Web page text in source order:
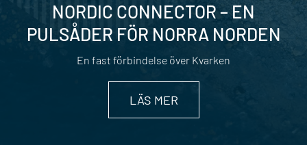
NORDIC CONNECTOR – EN
PULSÅDER FÖR NORRA NORDEN
En fast förbindelse över Kvarken
LÄS MER